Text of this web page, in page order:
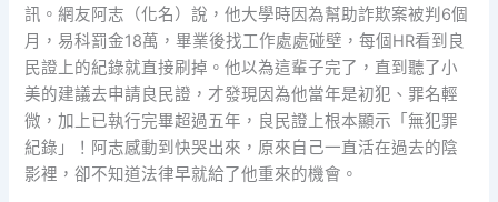
訊。網友阿志（化名）說，他大學時因為幫助詐欺案被判6個
月，易科罰金18萬，畢業後找工作處處碰壁，每個HR看到良
民證上的紀錄就直接刷掉。他以為這輩子完了，直到聽了小
美的建議去申請良民證，才發現因為他當年是初犯、罪名輕
微，加上已執行完畢超過五年，良民證上根本顯示「無犯罪
紀錄」！阿志感動到快哭出來，原來自己一直活在過去的陰
影裡，卻不知道法律早就給了他重來的機會。